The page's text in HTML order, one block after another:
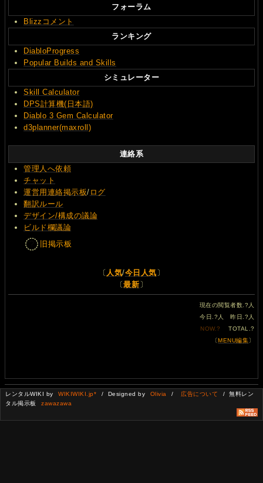
フォーラム
Blizzコメント
ランキング
DiabloProgress
Popular Builds and Skills
シミュレーター
Skill Calculator
DPS計算機(日本語)
Diablo 3 Gem Calculator
d3planner(maxroll)
連絡系
管理人へ依頼
チャット
運営用連絡掲示板/ ログ
翻訳ルール
デザイン/構成の議論
ビルド欄議論
旧掲示板
〔 人気/今日人気 〕
〔最新 〕
現在の閲覧者数. ? 人
今日. ? 人 昨日. ? 人
NOW.? TOTAL.?
〔MENU編集〕
レンタルWIKI by WIKIWIKI.jp* / Designed by Olivia / 広告について
/ 無料レン
タル掲示板
zawazawa